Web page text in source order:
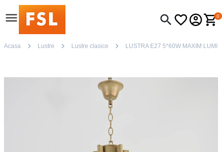
0
Acasa Lustre Lustre clasice LUSTRA E27 5*60W MAXIM